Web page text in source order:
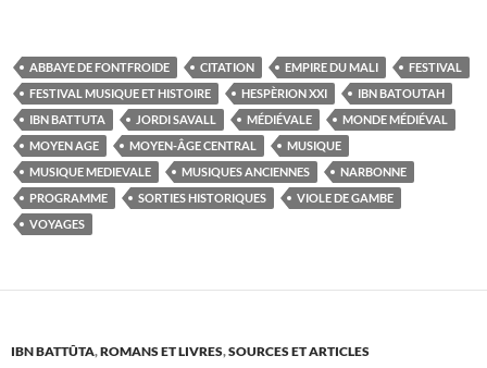
ABBAYE DE FONTFROIDE CITATION EMPIRE DU MALI
FESTIVAL
FESTIVAL MUSIQUE ET HISTOIRE
HESPÈRION XXI
IBN BATOUTAH
IBN BATTUTA
JORDI SAVALL MÉDIÉVALE
MONDE MÉDIÉVAL
MOYEN AGE
MOYEN-ÂGE CENTRAL
MUSIQUE
MUSIQUE MEDIEVALE
MUSIQUES ANCIENNES
NARBONNE
PROGRAMME
SORTIES HISTORIQUES
VIOLE DE GAMBE
VOYAGES
IBN BATTÛTA,ROMANS ET LIVRES,SOURCES ET ARTICLES